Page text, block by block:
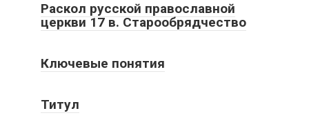
Раскол русской православной
церкви 17 в. Старообрядчество
Ключевые понятия
Титул